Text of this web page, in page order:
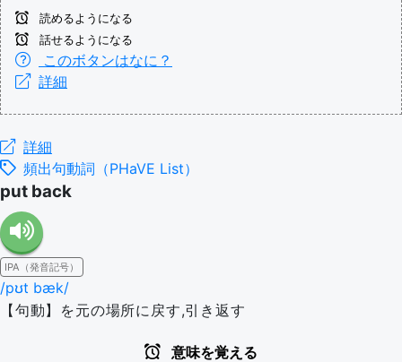
読めるようになる
話せるようになる
このボタンはなに？
詳細
詳細
頻出句動詞（PHaVE List）
put back
IPA（発音記号）
/pʊt bæk/
【句動】を元の場所に戻す,引き返す
意味を覚える